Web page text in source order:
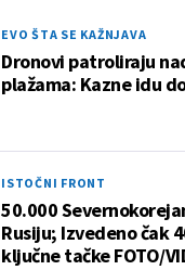
EVO ŠTA SE KAŽNJAVA
Dronovi patroliraju
plažama: Kazne idu
ISTOČNI FRONT
50.000
Rusiju; Izvedeno čak
ključne tačke FOTO/